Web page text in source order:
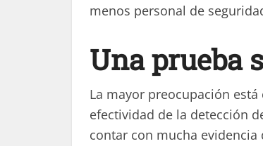
menos personal de
Una prueba
La mayor preocupación
efectividad de la detección
contar con mucha